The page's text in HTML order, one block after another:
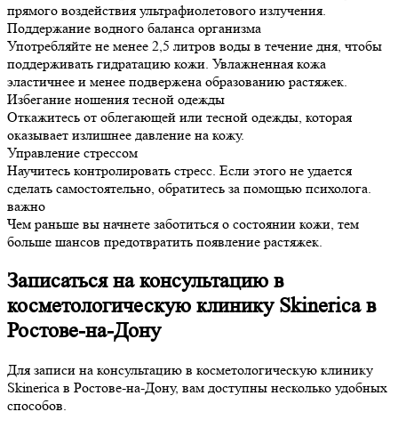
прямого воздействия ультрафиолетового излучения.
Поддержание водного баланса организма
Употребляйте не менее 2,5 литров воды в течение дня, чтобы
поддерживать гидратацию кожи. Увлажненная кожа
эластичнее и менее подвержена образованию растяжек.
Избегание ношения тесной одежды
Откажитесь от облегающей или тесной одежды, которая
оказывает излишнее давление на кожу.
Управление стрессом
Научитесь контролировать стресс. Если этого не удается
сделать самостоятельно, обратитесь за помощью психолога.
важно
Чем раньше вы начнете заботиться о состоянии кожи, тем
больше шансов предотвратить появление растяжек.
Записаться на консультацию в
косметологическую клинику Skinerica в
Ростове-на-Дону
Для записи на консультацию в косметологическую клинику
Skinerica в Ростове-на-Дону, вам доступны несколько удобных
способов.